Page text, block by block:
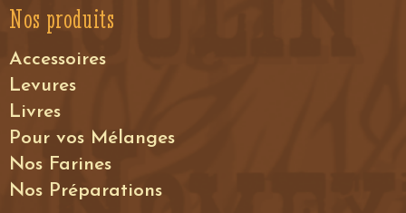
Nos produits
Accessoires
Levures
Livres
Pour vos Mélanges
Nos Farines
Nos Préparations